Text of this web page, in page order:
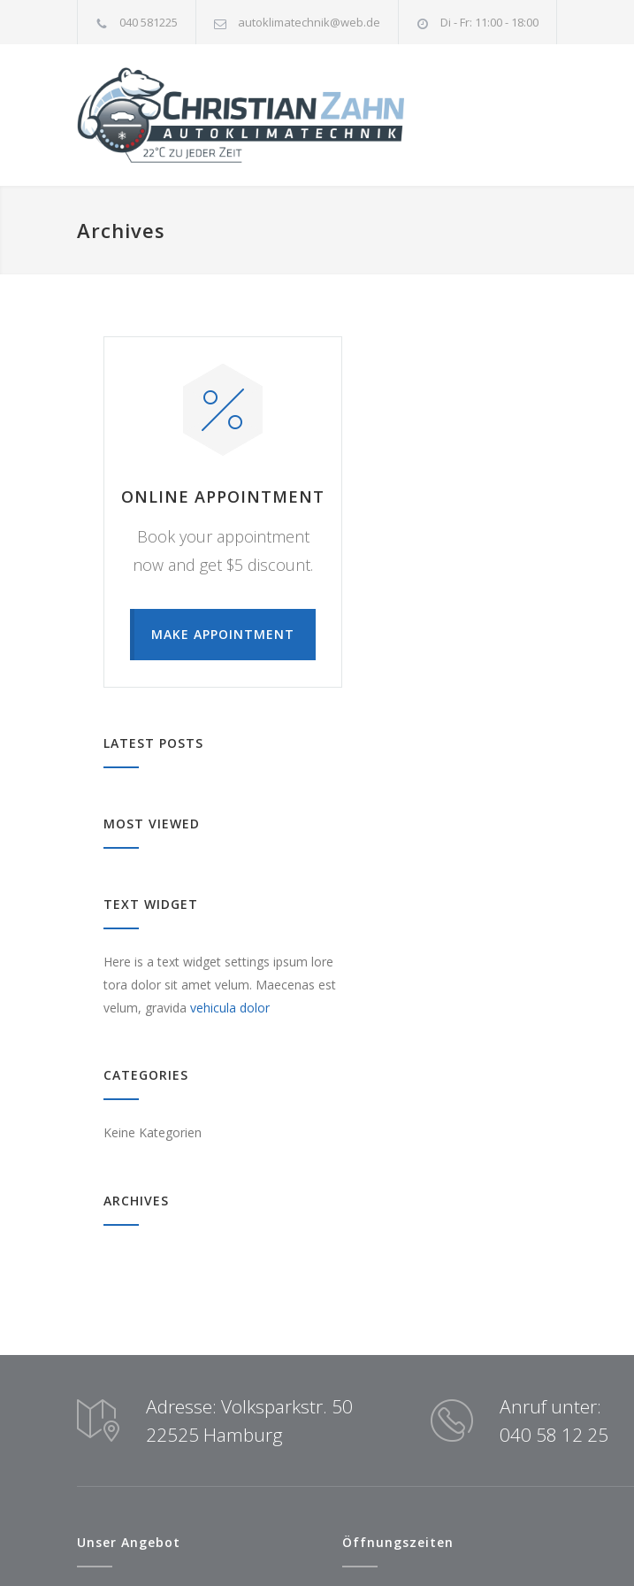
040 581225 autoklimatechnik@web.de Di - Fr: 11:00 - 18:00
Archives
ONLINE APPOINTMENT
Book your appointment
now and get $5 discount.
MAKE APPOINTMENT
LATEST POSTS
MOST VIEWED
TEXT WIDGET
Here is a text widget settings ipsum lore
tora dolor sit amet velum. Maecenas est
velum, gravida vehicula dolor
CATEGORIES
Keine Kategorien
ARCHIVES
Adresse: Volksparkstr. 50
22525 Hamburg
Anruf unter:
040 58 12 25
Unser Angebot Öffnungszeiten